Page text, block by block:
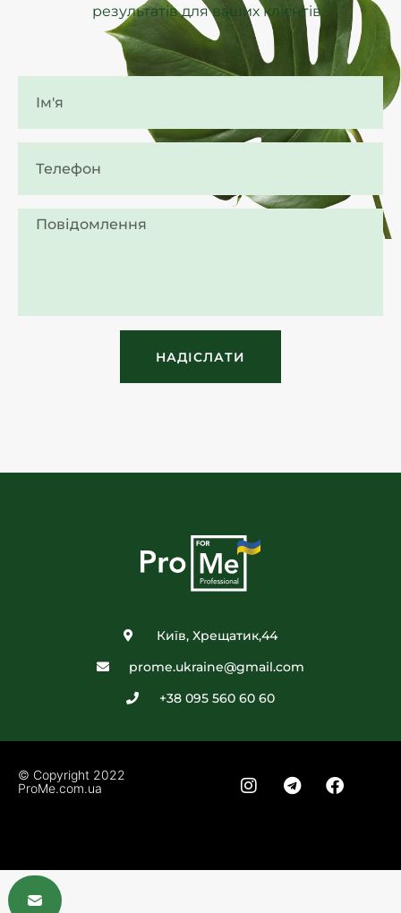
результатів для ваших клієнтів.
НАДІСЛАТИ
Київ, Хрещатик,44
prome.ukraine@gmail.com
+38 095 560 60 60
© Copyright 2022
ProMe.com.ua